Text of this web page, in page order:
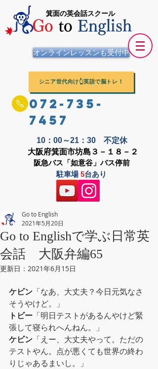
Go to English
箕面の英会話スクール
オンラインレッスンも受付中
シニア世代向け👆英語で脳トレ！
072-735-
7457
10：00～21：30 不定休
大阪府箕面市坊島３－１８－２
阪急バス「如意谷」バス停前
駐車場5台あり
Go to Englishで学ぶ日常英
会話 大阪弁編65
Go to English
2021年5月20日
更新日： 2021年6月15日
ケビン 「なあ、大丈夫？今日元気なさ
そうやけど。」
トビー 「明日テストがあるんやけど緊
張して寝られへんねん。」
ケビン 「えー、大丈夫やって。ただの
テストやん。点が悪くても世界の終わ
りじゃあるまいし。」